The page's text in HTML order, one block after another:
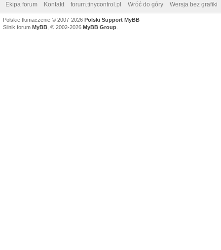
Ekipa forum Kontakt forum.tinycontrol.pl Wróć do góry Wersja bez grafiki
Polskie tłumaczenie © 2007-2026 Polski Support MyBB
Silnik forum MyBB , © 2002-2026 MyBB Group